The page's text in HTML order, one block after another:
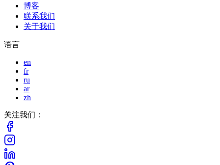
博客
联系我们
关于我们
语言
en
fr
ru
ar
zh
关注我们：